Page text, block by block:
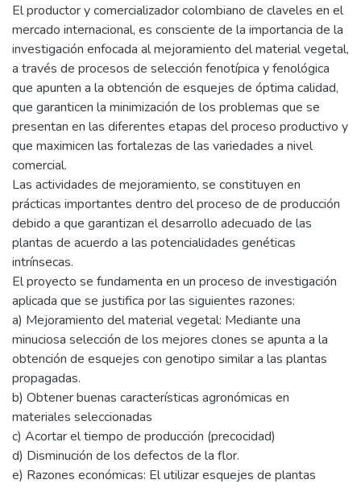
El productor y comercializador colombiano de claveles en el
mercado internacional, es consciente de la importancia de la
investigación enfocada al mejoramiento del material vegetal,
a través de procesos de selección fenotípica y fenológica
que apunten a la obtención de esquejes de óptima calidad,
que garanticen la minimización de los problemas que se
presentan en las diferentes etapas del proceso productivo y
que maximicen las fortalezas de las variedades a nivel
comercial.
Las actividades de mejoramiento, se constituyen en
prácticas importantes dentro del proceso de de producción
debido a que garantizan el desarrollo adecuado de las
plantas de acuerdo a las potencialidades genéticas
intrínsecas.
El proyecto se fundamenta en un proceso de investigación
aplicada que se justifica por las siguientes razones:
a) Mejoramiento del material vegetal: Mediante una
minuciosa selección de los mejores clones se apunta a la
obtención de esquejes con genotipo similar a las plantas
propagadas.
b) Obtener buenas características agronómicas en
materiales seleccionadas
c) Acortar el tiempo de producción (precocidad)
d) Disminución de los defectos de la flor.
e) Razones económicas: El utilizar esquejes de plantas